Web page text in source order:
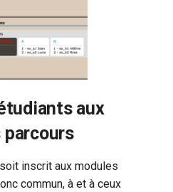
aux
parcours
inscrit aux modules
commun, à et à ceux